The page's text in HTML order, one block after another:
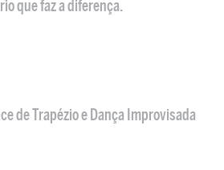
que faz a diferença.
de Trapézio e Dança Improvisada